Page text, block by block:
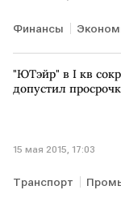
Финансы
Сделка по
"ЮТэйр" в I кв
допустил
15 мая 2015, 17:03
Транспорт